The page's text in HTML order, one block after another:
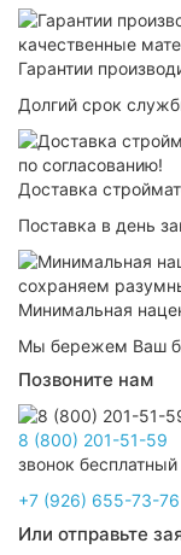
Гарантии
Долгий срок
Доставка
Поставка в день
Минимальная
Мы бережем Ваш
Позвоните нам
8 (800) 201-51-59
звонок бесплатный
+7 (926) 655-73-76
Или отправьте